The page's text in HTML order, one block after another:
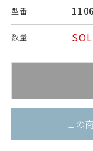
型番
数量
この